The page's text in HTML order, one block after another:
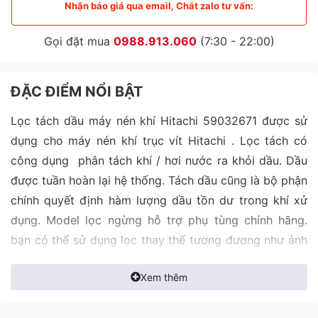
Nhận báo giá qua email, Chát zalo tư vấn:
Gọi đặt mua 0988.913.060(7:30 - 22:00)
ĐẶC ĐIỂM NỔI BẬT
Lọc tách dầu máy nén khí Hitachi 59032671 được sử
dụng cho máy nén khí trục vít Hitachi . Lọc tách có
công dụng phân tách khí / hơi nước ra khỏi dầu. Dầu
được tuần hoàn lại hệ thống. Tách dầu cũng là bộ phận
chính quyết định hàm lượng dầu tồn dư trong khí xử
dụng. Model lọc ngừng hỗ trợ phụ tùng chính hãng.
bạn có thể sử dụng lọc thay thế tương đương như ảnh
Xem thêm